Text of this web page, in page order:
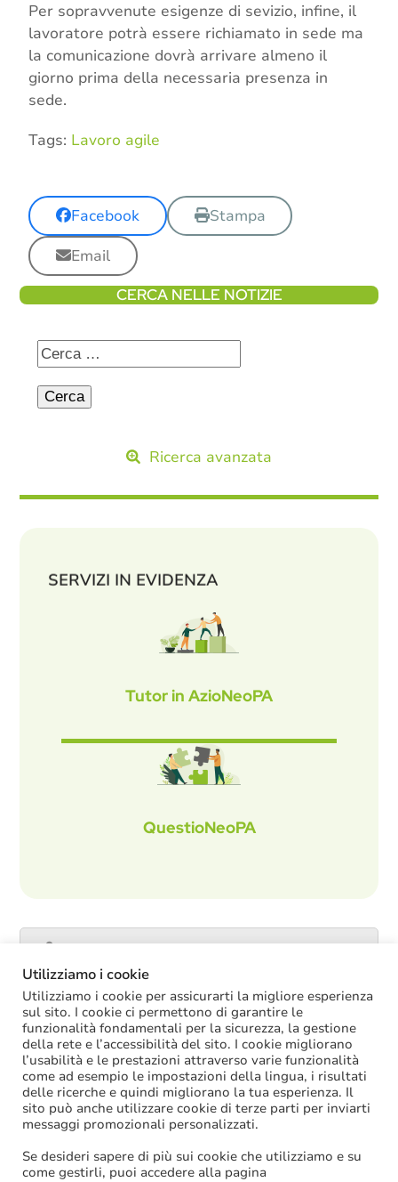
Per sopravvenute esigenze di sevizio, infine, il
lavoratore potrà essere richiamato in sede ma
la comunicazione dovrà arrivare almeno il
giorno prima della necessaria presenza in
sede.
Tags: Lavoro agile
Facebook
Stampa
Email
CERCA NELLE NOTIZIE
Ricerca avanzata
SERVIZI IN EVIDENZA
Tutor in AzioNeoPA
QuestioNeoPA
ULTIME NOTIZIE
La soppressione dei vecchi tetti di spesa
offre più margini anche per l’aumento del
salario accessorio
ACCRUAL: come si registrano i
trasferimenti vincolati per investimenti
riscossi prima del 2025?
Oggi in Cdm il nuovo “Decreto PA”: molte
Utilizziamo i cookie
Utilizziamo i cookie per assicurarti la migliore esperienza
sul sito. I cookie ci permettono di garantire le
funzionalità fondamentali per la sicurezza, la gestione
della rete e l’accessibilità del sito. I cookie migliorano
l’usabilità e le prestazioni attraverso varie funzionalità
come ad esempio le impostazioni della lingua, i risultati
delle ricerche e quindi migliorano la tua esperienza. Il
sito può anche utilizzare cookie di terze parti per inviarti
messaggi promozionali personalizzati.
Se desideri sapere di più sui cookie che utilizziamo e su
come gestirli, puoi accedere alla pagina